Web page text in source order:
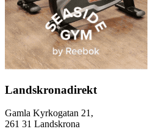
Landskronadirekt
Gamla Kyrkogatan 21,
261 31 Landskrona